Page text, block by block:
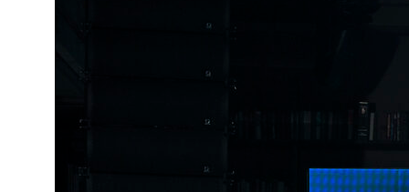
созданных на их основе, в интересах